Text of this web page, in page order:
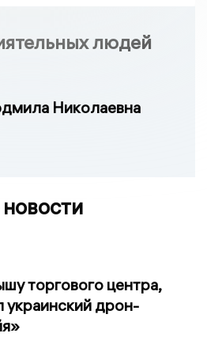
людей
Николаевна
торгового центра,
украинский дрон-